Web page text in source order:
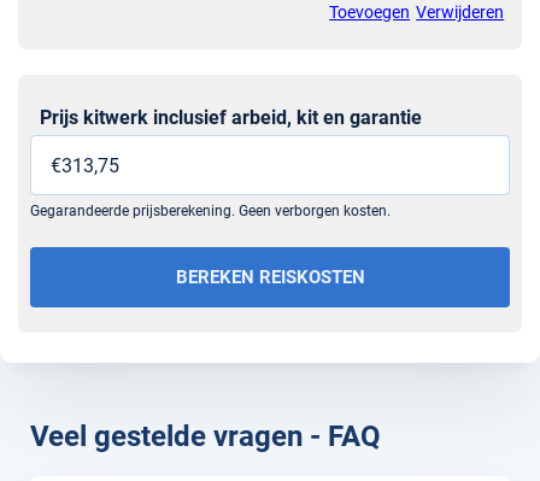
Toevoegen Verwijderen
Sectie
Prijs kitwerk inclusief arbeid, kit en garantie
Gegarandeerde prijsberekening. Geen verborgen kosten.
BEREKEN REISKOSTEN
Veel gestelde vragen - FAQ